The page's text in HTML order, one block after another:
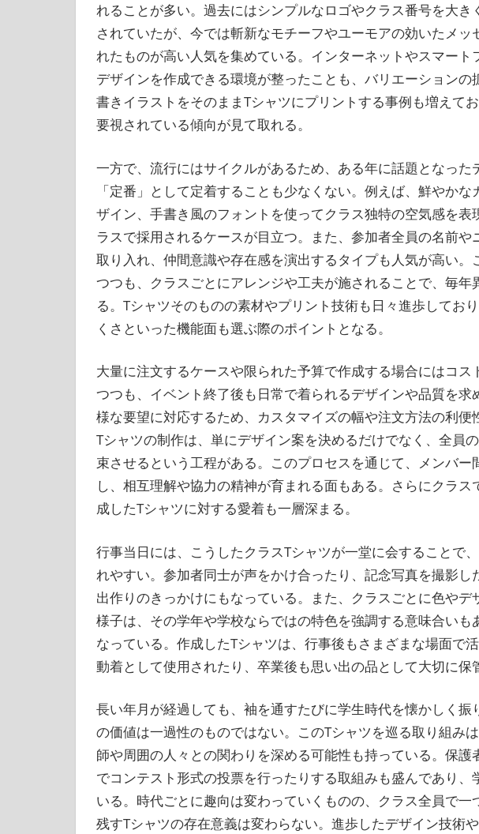
れることが多い。過去にはシンプルなロゴやクラス番号を大き
されていたが、今では斬新なモチーフやユーモアの効いたメ
れたものが高い人気を集めている。インターネットやスマー
デザインを作成できる環境が整ったことも、バリエーション
書きイラストをそのままTシャツにプリントする事例も増えて
要視されている傾向が見て取れる。
一方で、流行にはサイクルがあるため、ある年に話題となっ
「定番」として定着することも少なくない。例えば、鮮やか
ザイン、手書き風のフォントを使ってクラス独特の空気感を表
ラスで採用されるケースが目立つ。また、参加者全員の名前
取り入れ、仲間意識や存在感を演出するタイプも人気が高い
つつも、クラスごとにアレンジや工夫が施されることで、毎年
る。Tシャツそのものの素材やプリント技術も日々進歩してお
くさといった機能面も選ぶ際のポイントとなる。
大量に注文するケースや限られた予算で作成する場合にはコ
つつも、イベント終了後も日常で着られるデザインや品質を
様な要望に対応するため、カスタマイズの幅や注文方法の利
Tシャツの制作は、単にデザイン案を決めるだけでなく、全員
束させるという工程がある。このプロセスを通じて、メンバ
し、相互理解や協力の精神が育まれる面もある。さらにクラ
成したTシャツに対する愛着も一層深まる。
行事当日には、こうしたクラスTシャツが一堂に会することで
れやすい。参加者同士が声をかけ合ったり、記念写真を撮影
出作りのきっかけにもなっている。また、クラスごとに色やデ
様子は、その学年や学校ならではの特色を強調する意味合いも
なっている。作成したTシャツは、行事後もさまざまな場面で
動着として使用されたり、卒業後も思い出の品として大切に保
長い年月が経過しても、袖を通すたびに学生時代を懐かしく
の価値は一過性のものではない。このTシャツを巡る取り組み
師や周囲の人々との関わりを深める可能性も持っている。保
でコンテスト形式の投票を行ったりする取組みも盛んであり
いる。時代ごとに趣向は変わっていくものの、クラス全員で
残すTシャツの存在意義は変わらない。進歩したデザイン技術